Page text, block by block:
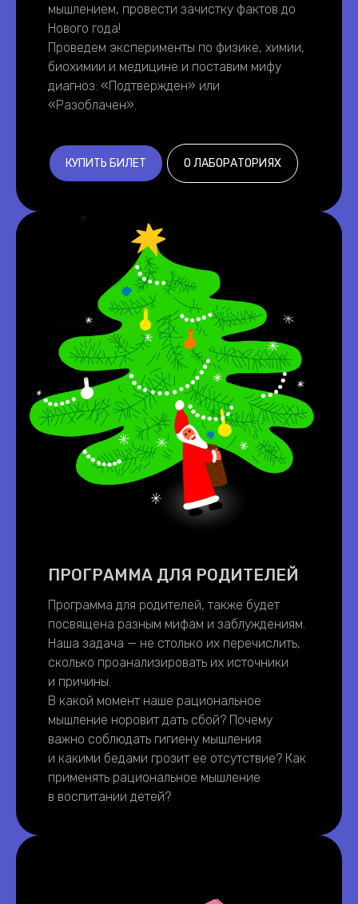
мышлением, провести зачистку фактов до
Нового года!
Проведем эксперименты по физике, химии,
биохимии и медицине и поставим мифу
диагноз: «Подтвержден» или
«Разоблачен».
КУПИТЬ БИЛЕТ О ЛАБОРАТОРИЯХ
ПРОГРАММА ДЛЯ РОДИТЕЛЕЙ
Программа для родителей, также будет
посвящена разным мифам и заблуждениям.
Наша задача — не столько их перечислить,
сколько проанализировать их источники
и причины.
В какой момент наше рациональное
мышление норовит дать сбой? Почему
важно соблюдать гигиену мышления
и какими бедами грозит ее отсутствие? Как
применять рациональное мышление
в воспитании детей?